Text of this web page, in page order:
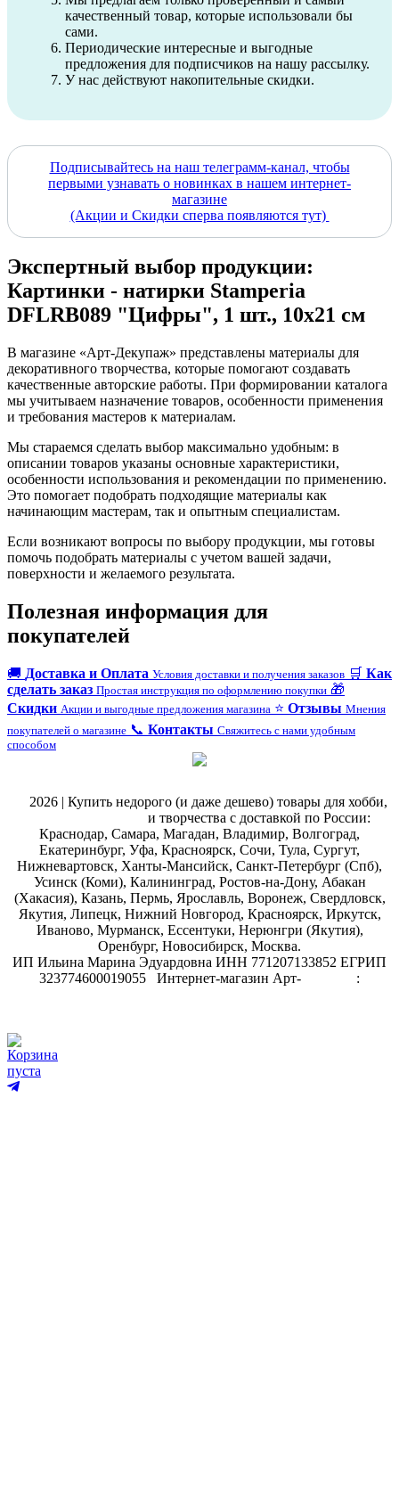
качественный товар, которые использовали бы
сами.
Периодические интересные и выгодные
предложения для подписчиков на нашу рассылку.
У нас действуют накопительные скидки.
Подписывайтесь на наш телеграмм-канал, чтобы
первыми узнавать о новинках в нашем интернет-
магазине
(Акции и Скидки сперва появляются тут)
Экспертный выбор продукции:
Картинки - натирки Stamperia
DFLRB089 "Цифры", 1 шт., 10х21 см
В магазине «Арт-Декупаж» представлены материалы для
декоративного творчества, которые помогают создавать
качественные авторские работы. При формировании каталога
мы учитываем назначение товаров, особенности применения
и требования мастеров к материалам.
Мы стараемся сделать выбор максимально удобным: в
описании товаров указаны основные характеристики,
особенности использования и рекомендации по применению.
Это помогает подобрать подходящие материалы как
начинающим мастерам, так и опытным специалистам.
Если возникают вопросы по выбору продукции, мы готовы
помочь подобрать материалы с учетом вашей задачи,
поверхности и желаемого результата.
Полезная информация для
покупателей
🚚 Доставка и Оплата Условия доставки и получения заказов 🛒 Как
сделать заказ Простая инструкция по оформлению покупки 🎁
Скидки Акции и выгодные предложения магазина ⭐ Отзывы Мнения
покупателей о магазине 📞 Контакты Свяжитесь с нами удобным
способом
2026 | Купить недорого (и даже дешево) товары для хобби,
и творчества с доставкой по России:
Краснодар, Самара, Магадан, Владимир, Волгоград,
Екатеринбург, Уфа, Красноярск, Сочи, Тула, Сургут,
Нижневартовск, Ханты-Мансийск, Санкт-Петербург (Спб),
Усинск (Коми), Калининград, Ростов-на-Дону, Абакан
(Хакасия), Казань, Пермь, Ярославль, Воронеж, Свердловск,
Якутия, Липецк, Нижний Новгород, Красноярск, Иркутск,
Иваново, Мурманск, Ессентуки, Нерюнгри (Якутия),
Оренбург, Новосибирск, Москва.
ИП Ильина Марина Эдуардовна ИНН 771207133852 ЕГРИП
323774600019055
Интернет-магазин Арт-
:
Корзина
пуста